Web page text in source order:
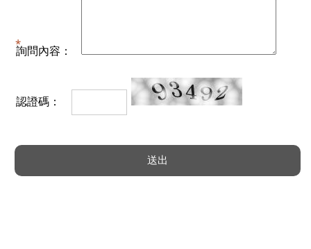
詢問內容：
認證碼：